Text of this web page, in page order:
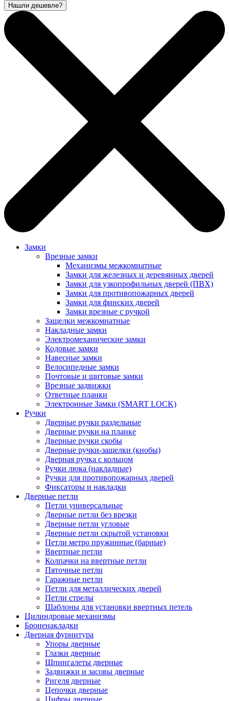
Нашли дешевле?
Замки
Врезные замки
Механизмы межкомнатные
Замки для железных и деревянных дверей
Замки для узкопрофильных дверей (ПВХ)
Замки для противопожарных дверей
Замки для финских дверей
Замки врезные с ручкой
Защелки межкомнатные
Накладные замки
Электромеханические замки
Кодовые замки
Навесные замки
Велосипедные замки
Почтовые и щитовые замки
Врезные задвижки
Ответные планки
Электронные Замки (SMART LOCK)
Ручки
Дверные ручки раздельные
Дверные ручки на планке
Дверные ручки скобы
Дверные ручки-защелки (кнобы)
Дверная ручка с кольцом
Ручки люка (накладные)
Ручки для противопожарных дверей
Фиксаторы и накладки
Дверные петли
Петли универсальные
Дверные петли без врезки
Дверные петли угловые
Дверные петли скрытой установки
Петли метро пружинные (барные)
Ввертные петли
Колпачки на ввертные петли
Пяточные петли
Гаражные петли
Петли для металлических дверей
Петли стрелы
Шаблоны для установки ввертных петель
Цилиндровые механизмы
Броненакладки
Дверная фурнитура
Упоры дверные
Глазки дверные
Шпингалеты дверные
Задвижки и засовы дверные
Ригеля дверные
Цепочки дверные
Цифры дверные